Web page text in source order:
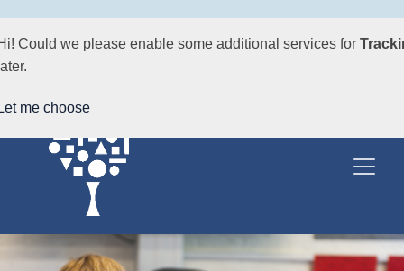
Could we please enable some additional services for
me choose